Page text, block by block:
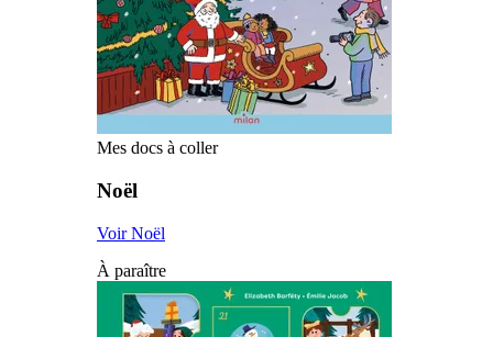
Mes docs à coller
Noël
Voir Noël
À paraître